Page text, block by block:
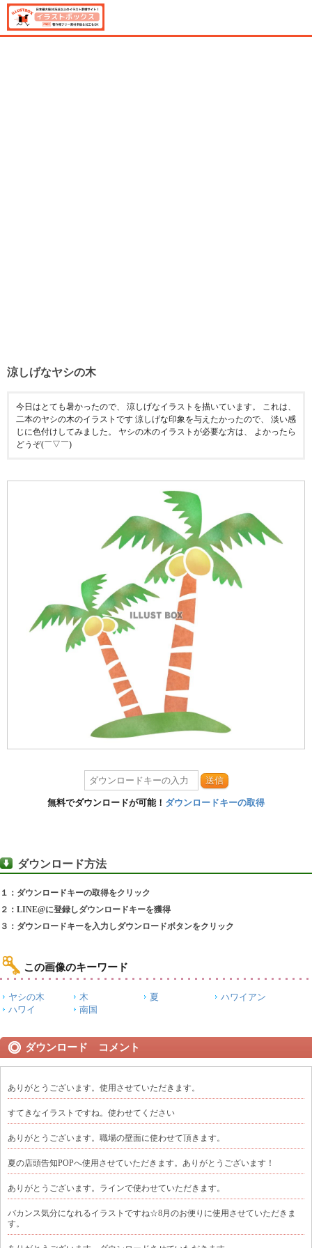
涼しげなヤシの木
今日はとても暑かったので、 涼しげなイラストを描いています。 これは、
二本のヤシの木のイラストです 涼しげな印象を与えたかったので、 淡い感
じに色付けしてみました。 ヤシの木のイラストが必要な方は、 よかったら
どうぞ(￣▽￣)
送信
無料でダウンロードが可能！ ダウンロードキーの取得
ダウンロード方法
１：ダウンロードキーの取得をクリック
２：LINE@に登録しダウンロードキーを獲得
３：ダウンロードキーを入力しダウンロードボタンをクリック
この画像のキーワード
ヤシの木 木 夏
ハワイアン
ハワイ
南国
ダウンロード コメント
ありがとうございます。使用させていただきます。
すてきなイラストですね。使わせてください
ありがとうございます。職場の壁面に使わせて頂きます。
夏の店頭告知POPへ使用させていただきます。ありがとうございます！
ありがとうございます。ラインで使わせていただきます。
バカンス気分になれるイラストですね☆8月のお便りに使用させていただきま
す。